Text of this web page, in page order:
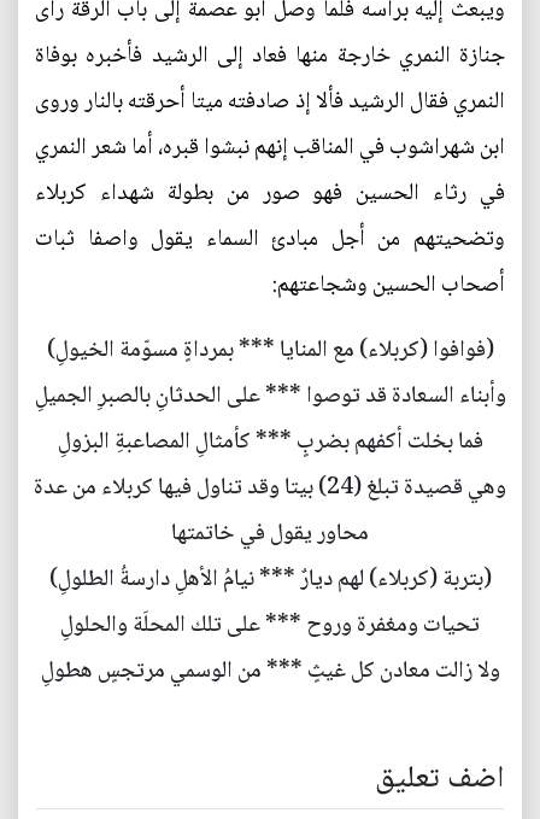
ويبعث إليه برأسه فلما وصل أبو عصمة إلى باب الرقة رأى
جنازة النمري خارجة منها فعاد إلى الرشيد فأخبره بوفاة
النمري فقال الرشيد فألا إذ صادفته ميتا أحرقته بالنار وروى
ابن شهراشوب في المناقب إنهم نبشوا قبره، أما شعر النمري
في رثاء الحسين فهو صور من بطولة شهداء كربلاء
وتضحيتهم من أجل مبادئ السماء يقول واصفا ثبات
أصحاب الحسين وشجاعتهم:
(فوافوا (كربلاء) مع المنايا *** بمرداةٍ مسوّمة الخيولِ)
وأبناء السعادة قد توصوا *** على الحدثانِ بالصبرِ الجميلِ
فما بخلت أكفهم بضربٍ *** كأمثالِ المصاعبةِ البزولِ
وهي قصيدة تبلغ (24) بيتا وقد تناول فيها كربلاء من عدة
محاور يقول في خاتمتها
(بتربة (كربلاء) لهم ديارٌ *** نيامُ الأهلِ دارسةُ الطلولِ)
تحيات ومغفرة وروح *** على تلك المحلَة والحلولِ
ولا زالت معادن كل غيثٍ *** من الوسمي مرتجسٍ هطولِ
اضف تعليق